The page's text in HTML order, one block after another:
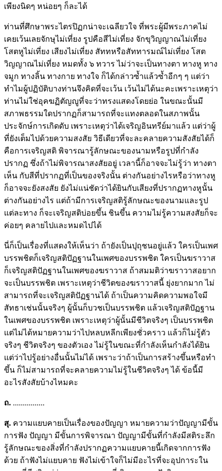
เพียงนิดๆ หน่อยๆ ก็ละได้
ท่านที่ศึกษาพระไตรปิฏกน่าจะเฉลียวใจ ที่พระผู้มีพระภาคไม่
เคยเว้นเลยจักษุไม่เที่ยง รูปคือสีไม่เที่ยง จักขุวิญญาณไม่เที่ยง
โสตหูไม่เที่ยง เสียงไม่เที่ยง สัททหรือสัททารมณ์ไม่เที่ยง โสต
วิญญาณไม่เที่ยง หมดทั้ง ๖ ทวาร ไม่ว่าจะเป็นทางตา ทางหู ทาง
จมูก ทางลิ้น ทางกาย ทางใจ ก็ได้กล่าวซ้ำแล้วซ้ำอีกๆ ๆ แต่ว่า
ทำไมผู้ปฏิบัติบางท่านจึงคิดที่จะเว้น เว้นไม่ได้นะคะเพราะเหตุว่า
ท่านไม่ใช่อุคฆฏิตัญญูที่จะว่าทรงแสดงโดยย่อ ในขณะนั้นมี
สภาพธรรมใดปรากฏก็สามารถที่จะแทงตลอดในสภาพนั้น
ประจักษ์การเกิดดับ เพราะเหตุว่าได้เจริญอินทรีย์มาแล้ว แต่ว่าผู้
ที่ยังเต็มไปด้วยความสงสัย วิธีเดียวที่จะละคลายความสังสัยได้ก็
คือการเจริญสติ พิจารณารู้ลักษณะของนามหรือรูปที่กำลัง
ปรากฏ ซึ่งถ้าไม่พิจารณาสงสัยอยู่ เวลานี้ก็อาจจะไม่รู้ว่า ทางตา
เห็น กับสีที่ปรากฏที่เป็นของจริงนั้น ต่างกันอย่างไรหรือว่าทางหู
ก็อาจจะยังสงสัย ยังไม่แน่ชัดว่าได้ยินกับเสียงที่ปรากฏทางหูนั้น
ต่างกันอย่างไร แต่ถ้ามีการเจริญสติรู้ลักษณะของนามและรูป
แต่ละทาง ก็จะเจริญสติบ่อยขึ้น ชินขึ้น ความไม่รู้ความสงสัยก็จะ
ค่อยๆ คลายไปและหมดไปได้
นี่ก็เป็นเรื่องที่แสดงให้เห็นว่า ถ้ายังเป็นปุถุชนอยู่แล้ว ใครเป็นเพศ
บรรพชิตก็เจริญสติปัฏฐานในเพศของบรรพชิต ใครเป็นฆราวาส
ก็เจริญสติปัฏฐานในเพศของฆราวาส ถ้าสมมติว่าฆราวาสอยาก
จะเป็นบรรพชิต เพราะเหตุว่าชีวิตของฆราวาสนี้ ยุ่งยากมาก ไม่
สามารถที่จะเจริญสติปัฏฐานได้ ถ้าเป็นความคิดความพอใจมี
สัทธาเช่นนั้นจริงๆ ผู้นั้นก็บวชเป็นบรรพชิต แล้วเจริญสติปัฏฐาน
ในเพศของบรรพชิต เพราะเหตุว่าผู้นั้นมีชีวิตจริงๆ เป็นบรรพชิต
แต่ไม่ได้หมายความว่าไปหลบหลีกเพียงชั่วคราว แล้วก็ไม่รู้ตัว
จริงๆ ชีวิตจริงๆ ของตัวเอง ไม่รู้ในขณะที่กำลังเห็นกำลังได้ยิน
แต่ว่าไปรู้อย่างอื่นนั้นไม่ได้ เพราะว่าถ้าเป็นการสร้างขึ้นหรือทำ
ขึ้น ก็ไม่สามารถที่จะคลายความไม่รู้ในชีวิตจริงๆ ได้ ข้อนี้มี
อะไรสังสัยบ้างไหมคะ
ถ. ................
สุ. ความแยบคายเป็นเรื่องของปัญญา หมายความว่าปัญญามีขั้น
การฟัง ปัญญา มีขั้นการพิจารณา ปัญญามีขั้นที่กำลังมีสติระลึก
รู้ลักษณะของสิ่งที่กำลังปรากฏความแยบคายนี้เกิดจากการฟัง
ด้วย ถ้าฟังไม่แยบคาย ฟังไม่เข้าใจก็ไม่มีอะไรที่จะอุปการะใน